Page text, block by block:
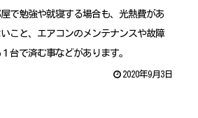
で勉強や就寝する場合も、光熱費があ
こと、エアコンのメンテナンスや故障
台で済む事などがあります。
2020年9月3日